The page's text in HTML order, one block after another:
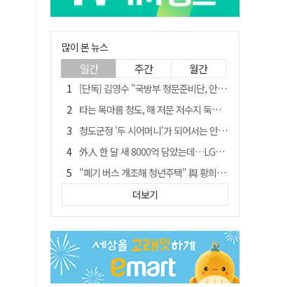
많이 본 뉴스
일간 주간 월간
[단독] 김영수 "국방부 청문준비단, 안규백 탈영 알고있었다"
타는 목마름 청도, 해 저문 저수지 둑에 군수가 서 있었다
청도군정 '두 시어머니'가 되어서는 안된다
外人 한 달 새 8000억 담았는데…LG이노텍 목표주가는 왜 엇갈릴까
"폐기 버스 개조해 청년주택" 與 황희…'딸 학비는 年 4200만원'
임시휴업 들어갔던 홈플러스 영주점, 7일 영업 재개…지하 1층만 운영
SK하이닉스, 주당 375원 분기 배당 공시…"3분기 중 주주환원 방안 확정"
이의준 전 경북도 새마을봉사과장, 제28대 울릉군 부군수 취임
"상법개정해도 주주가 '봉'"…하이닉스 솔리다임 상장설에 술렁[개미와글와글]
더보기